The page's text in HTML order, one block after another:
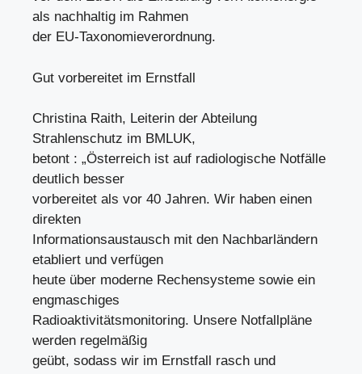
als nachhaltig im Rahmen
der EU-Taxonomieverordnung.
Gut vorbereitet im Ernstfall
Christina Raith, Leiterin der Abteilung
Strahlenschutz im BMLUK,
betont : „Österreich ist auf radiologische Notfälle
deutlich besser
vorbereitet als vor 40 Jahren. Wir haben einen
direkten
Informationsaustausch mit den Nachbarländern
etabliert und verfügen
heute über moderne Rechensysteme sowie ein
engmaschiges
Radioaktivitätsmonitoring. Unsere Notfallpläne
werden regelmäßig
geübt, sodass wir im Ernstfall rasch und